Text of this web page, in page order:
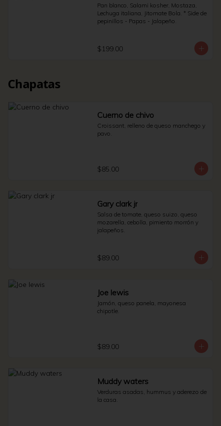
Pan blanco, Salami kosher, Mostaza,
Lechuga italiana, Jitomate Bola. * Side de
pepinillos - Papas - Jalapeño.
$199.00
Chapatas
Cuerno de chivo
Croissant, relleno de queso manchego y
pavo.
$85.00
Gary clark jr
Salsa de tomate, queso suizo, queso
mozarella, cebolla, pimiento morrón y
jalapeños.
$89.00
Joe lewis
Jamón, queso panela, mayonesa
chipotle.
$89.00
Muddy waters
Verduras asadas, hummus y aderezo de
la casa.